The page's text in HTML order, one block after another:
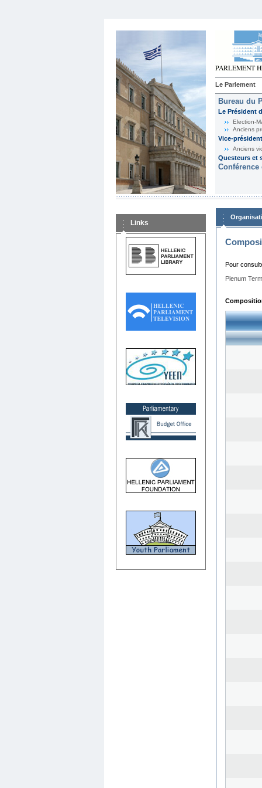
Le Parlement
Bureau du
Le Président
Election-
Anciens
Vice-
Anciens
Questeurs et
Links
Pour
Plenum